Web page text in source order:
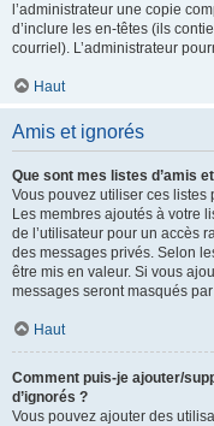
l’administrateur une copie
d’inclure les en-têtes (ils
courriel). L’administrateur
Haut
Amis et ignorés
Que sont mes listes d’amis
Vous pouvez utiliser ces
Les membres ajoutés à votre
de l’utilisateur pour un accès
des messages privés. Selon
être mis en valeur. Si vous
messages seront masqués
Haut
Comment puis-je ajouter/
d’ignorés ?
Vous pouvez ajouter des